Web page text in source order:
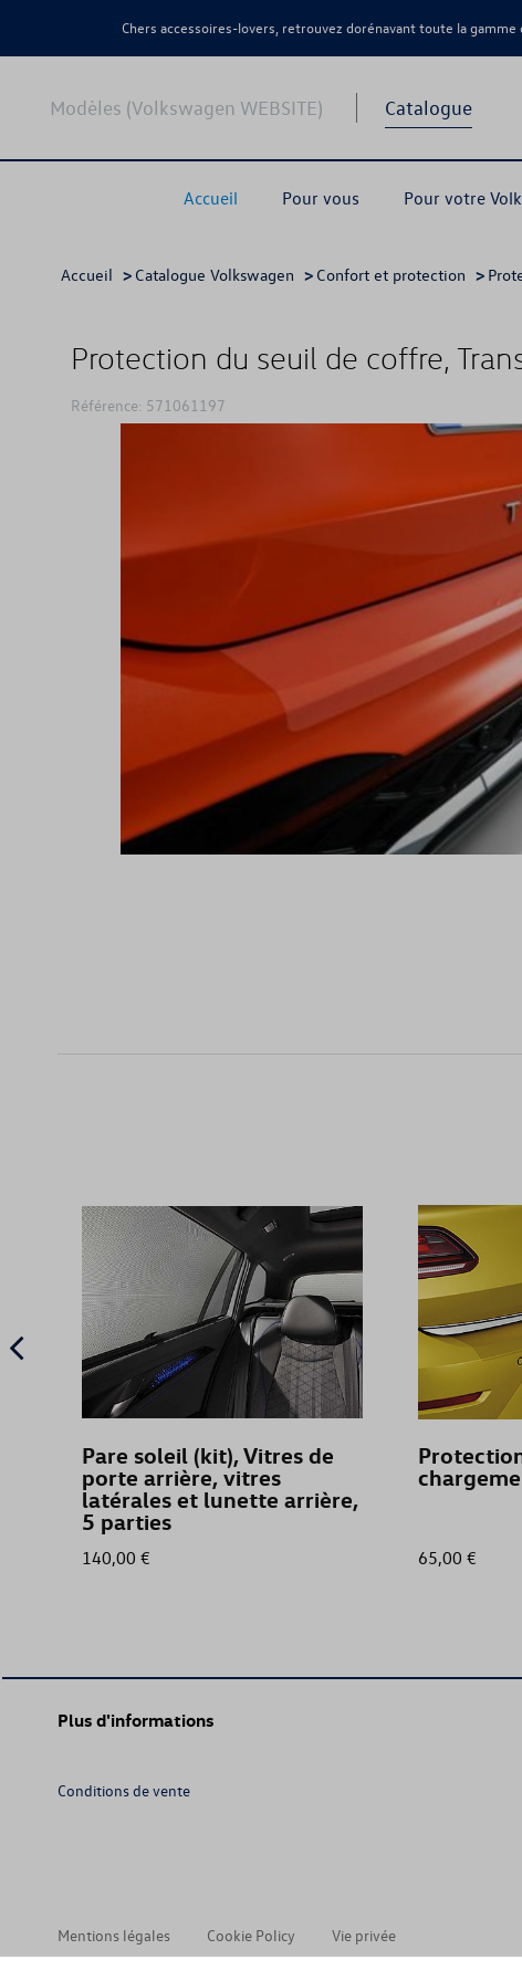
Chers accessoires-lovers, retrouvez dorénavant toute la
Modèles (Volkswagen WEBSITE) Catalogue
Accueil Pour vous Pour votre
Accueil > Catalogue Volkswagen > Confort et protection >
Protection du seuil de coffre,
Référence: 571061197
Pare soleil (kit), Vitres de
porte arrière, vitres
latérales et lunette arrière,
5 parties
140,00 € 65,00 €
Plus d'informations
Conditions de vente
Mentions légales Cookie Policy
Vie privée